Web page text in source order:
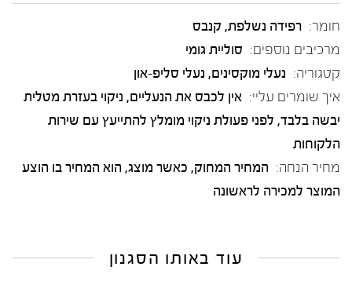
חומר: רפידה נשלפת, קנבס
מרכיבים נוספים: סוליית גומי
קטגוריה: נעלי מוקסינים, נעלי סליפ-און
איך שומרים עליי: אין לכבס את הנעליים, ניקוי בעזרת מטלית
יבשה בלבד, לפני פעולת ניקוי מומלץ להתייעץ עם שירות
הלקוחות
מחיר הנחה: המחיר המחוק, כאשר מוצג, הוא המחיר בו הוצע
המוצר למכירה לראשונה
עוד באותו הסגנון